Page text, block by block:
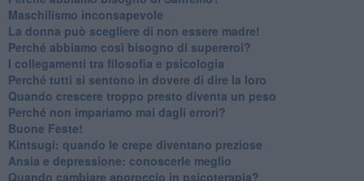
​Maschilismo inconsapevole
​La donna può scegliere di non essere madre!
​Perché abbiamo così bisogno di supereroi?
​I collegamenti tra filosofia e psicologia
​Perché tutti si sentono in dovere di dire la loro
​Quando crescere troppo presto diventa un peso
​Perché non impariamo mai dagli errori?
​Buone Feste!
​Kintsugi: quando le crepe diventano preziose
Ansia e depressione: conoscerle meglio
Quando cambiare approccio in psicoterapia?